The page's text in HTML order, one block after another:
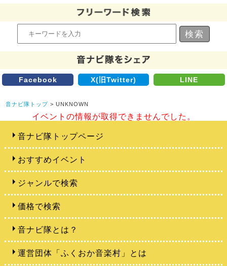
Facebook X(旧Twitter) LINE
音ナビ隊トップ > UNKNOWN
イベントの情報が取得できませんでした。
音ナビ隊トップページ
おすすめイベント
ジャンルで検索
価格で検索
音ナビ隊とは？
運営団体「ふくおか音楽村」とは